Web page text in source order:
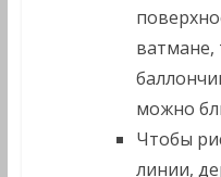
ватмане,
можно
Чтобы
линии,